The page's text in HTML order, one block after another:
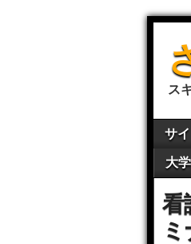
ス
サ
大
看